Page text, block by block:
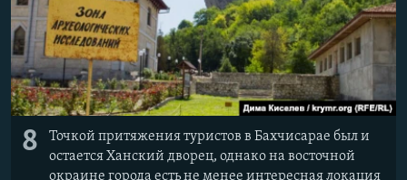
8
Точкой притяжения туристов в Бахчисарае был и
остается Ханский дворец, однако на восточной
окраине города есть не менее интересная локация